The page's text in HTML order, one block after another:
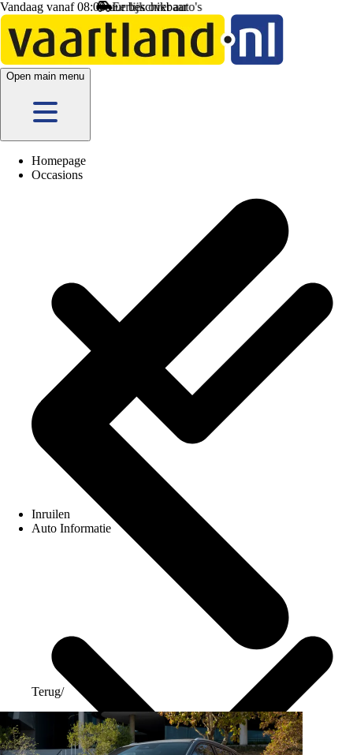
Vandaag vanaf 08:00 uur beschikbaar
Open main menu
Homepage
Occasions
Inruilen
Auto Informatie
Terug/